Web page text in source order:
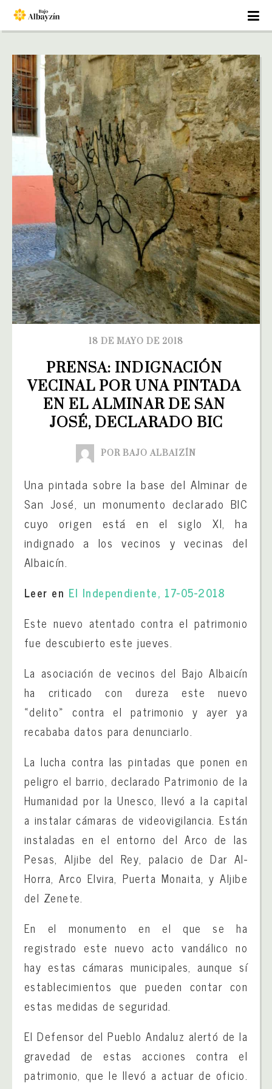
18 DE MAYO DE 2018
PRENSA: INDIGNACIÓN
VECINAL POR UNA PINTADA
EN EL ALMINAR DE SAN
JOSÉ, DECLARADO BIC
POR BAJO ALBAIZÍN
Una pintada sobre la base del Alminar de
San José, un monumento declarado BIC
cuyo origen está en el siglo XI, ha
indignado a los vecinos y vecinas del
Albaicín.
Leer en El Independiente, 17-05-2018
Este nuevo atentado contra el patrimonio
fue descubierto este jueves.
La asociación de vecinos del Bajo Albaicín
ha criticado con dureza este nuevo
«delito» contra el patrimonio y ayer ya
recababa datos para denunciarlo.
La lucha contra las pintadas que ponen en
peligro el barrio, declarado Patrimonio de la
Humanidad por la Unesco, llevó a la capital
a instalar cámaras de videovigilancia. Están
instaladas en el entorno del Arco de las
Pesas, Aljibe del Rey, palacio de Dar Al-
Horra, Arco Elvira, Puerta Monaita, y Aljibe
del Zenete.
En el monumento en el que se ha
registrado este nuevo acto vandálico no
hay estas cámaras municipales, aunque sí
establecimientos que pueden contar con
estas medidas de seguridad.
El Defensor del Pueblo Andaluz alertó de la
gravedad de estas acciones contra el
patrimonio, que le llevó a actuar de oficio.